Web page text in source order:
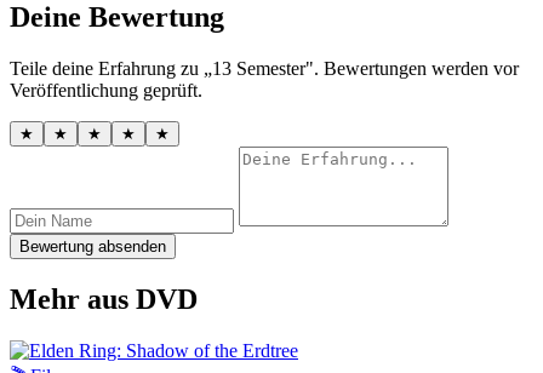
Deine Bewertung
Teile deine Erfahrung zu „13 Semester". Bewertungen werden vor
Veröffentlichung geprüft.
★ ★ ★ ★ ★
Bewertung absenden
Mehr aus DVD